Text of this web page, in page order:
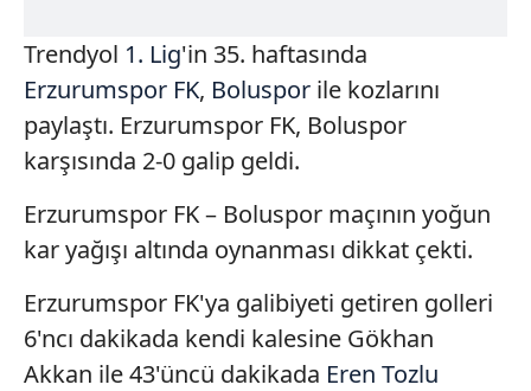
Trendyol 1. Lig'in 35. haftasında
Erzurumspor FK, Boluspor ile kozlarını
paylaştı. Erzurumspor FK, Boluspor
karşısında 2-0 galip geldi.
Erzurumspor FK – Boluspor maçının yoğun
kar yağışı altında oynanması dikkat çekti.
Erzurumspor FK'ya galibiyeti getiren golleri
6'ncı dakikada kendi kalesine Gökhan
Akkan ile 43'üncü dakikada Eren Tozlu